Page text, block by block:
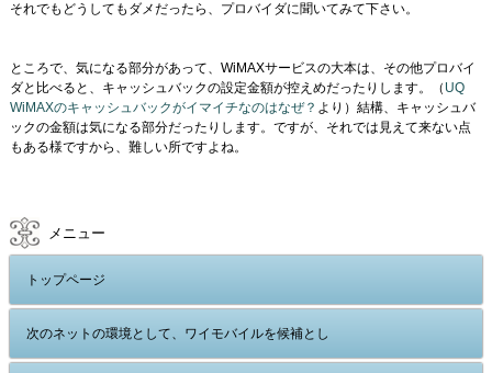
それでもどうしてもダメだったら、プロバイダに聞いてみて下さい。
ところで、気になる部分があって、WiMAXサービスの大本は、その他プロバイ
ダと比べると、キャッシュバックの設定金額が控えめだったりします。（ UQ
WiMAXのキャッシュバックがイマイチなのはなぜ？ より）結構、キャッシュバ
ックの金額は気になる部分だったりします。ですが、それでは見えて来ない点
もある様ですから、難しい所ですよね。
メニュー
トップページ
次のネットの環境として、ワイモバイルを候補とし